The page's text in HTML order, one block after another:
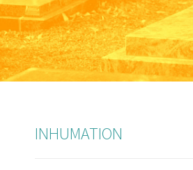
INHUMATION